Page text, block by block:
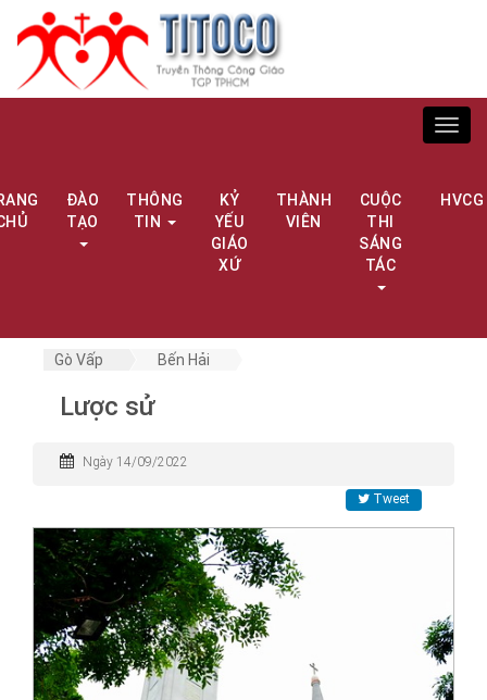
ĐÀO
TẠO
THÔNG
TIN
KỶ
YẾU
GIÁO
XỨ
THÀNH
VIÊN
CUỘC
THI
SÁNG
TÁC
HVCG
Gò Vấp Bến Hải
Lược sử
Ngày 14/09/2022
Tweet